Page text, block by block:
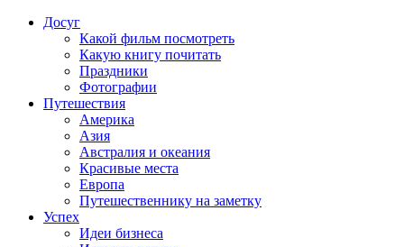
Досуг
Какой фильм посмотреть
Какую книгу почитать
Праздники
Фотографии
Путешествия
Америка
Азия
Австралия и океания
Красивые места
Европа
Путешественнику на заметку
Успех
Идеи бизнеса